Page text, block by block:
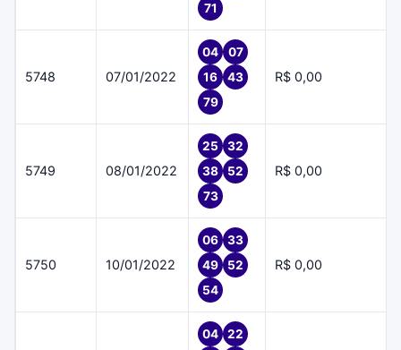
71
5748 07/01/2022
04
07
16
43
79
R$ 0,00
5749 08/01/2022
25
32
38
52
73
R$ 0,00
5750 10/01/2022
06
33
49
52
54
R$ 0,00
04
22